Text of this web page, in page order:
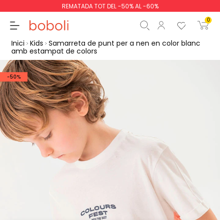
REMATADA TOT DEL -50% AL -60%
0
Subtotal
Total
Continua Començar la
Inici Kids Samarreta de punt per a nen en color blanc
amb estampat de colors
-50%